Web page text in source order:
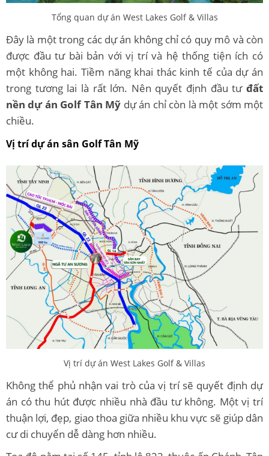
Tổng quan dự án West Lakes Golf & Villas
Đây là một trong các dự án không chỉ có quy mô và còn
được đầu tư bài bản với vị trí và hệ thống tiện ích có
một không hai. Tiềm năng khai thác kinh tế của dự án
trong tương lai là rất lớn. Nên quyết định đầu tư đất
nền dự án Golf Tân Mỹ dự án chỉ còn là một sớm một
chiều.
Vị trí dự án sân Golf Tân Mỹ
Vị trí dự án West Lakes Golf & Villas
Không thể phủ nhận vai trò của vị trí sẽ quyết định dự
án có thu hút được nhiều nhà đầu tư không. Một vị trí
thuận lợi, đẹp, giao thoa giữa nhiều khu vực sẽ giúp dân
cư di chuyển dễ dàng hơn nhiều.